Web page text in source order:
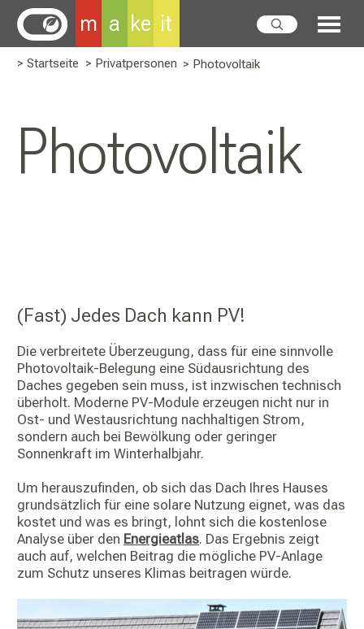
m a ke it
> Startseite > Privatpersonen > Photovoltaik
Photovoltaik
(Fast) Jedes Dach kann PV!
Die verbreitete Überzeugung, dass für eine sinnvolle
Photovoltaik-Belegung eine Südausrichtung des
Daches gegeben sein muss, ist inzwischen technisch
überholt. Moderne PV-Module erzeugen nicht nur in
Ost- und Westausrichtung nachhaltigen Strom,
sondern auch bei Bewölkung oder geringer
Sonnenkraft im Winterhalbjahr.
Um herauszufinden, ob sich das Dach Ihres Hauses
grundsätzlich für eine solare Nutzung eignet, was das
kostet und was es bringt, lohnt sich die kostenlose
Analyse über den Energieatlas. Das Ergebnis zeigt
auch auf, welchen Beitrag die mögliche PV-Anlage
zum Schutz unseres Klimas beitragen würde.